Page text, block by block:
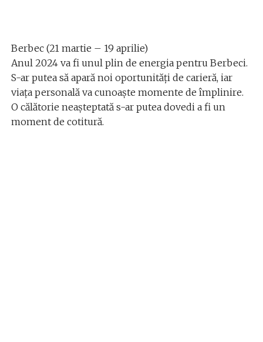
Berbec (21 martie – 19 aprilie)
Anul 2024 va fi unul plin de energia pentru Berbeci.
S-ar putea să apară noi oportunități de carieră, iar
viața personală va cunoaște momente de împlinire.
O călătorie neașteptată s-ar putea dovedi a fi un
moment de cotitură.